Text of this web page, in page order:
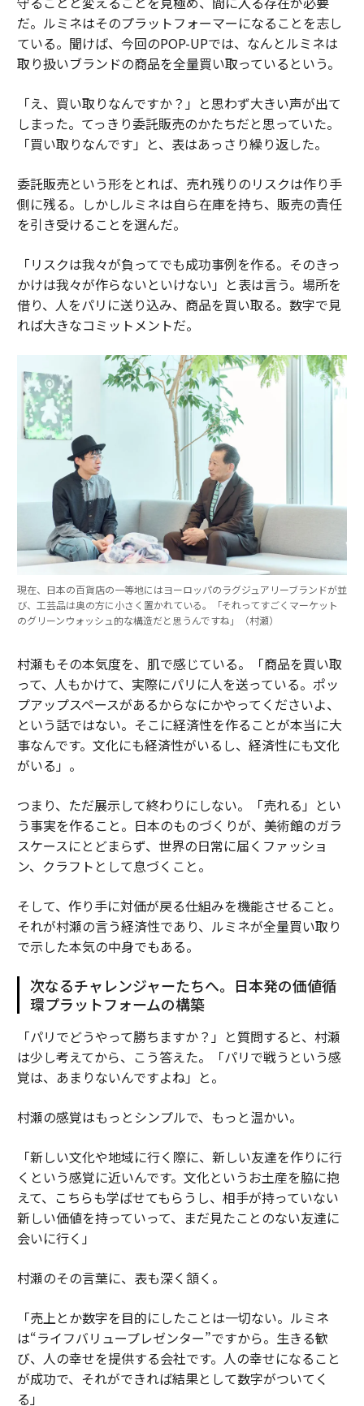
だ。ルミネはそのプラットフォーマーになることを志し
ている。聞けば、今回のPOP-UPでは、なんとルミネは
取り扱いブランドの商品を全量買い取っているという。
「え、買い取りなんですか？」と思わず大きい声が出て
しまった。てっきり委託販売のかたちだと思っていた。
「買い取りなんです」と、表はあっさり繰り返した。
委託販売という形をとれば、売れ残りのリスクは作り手
側に残る。しかしルミネは自ら在庫を持ち、販売の責任
を引き受けることを選んだ。
「リスクは我々が負ってでも成功事例を作る。そのきっ
かけは我々が作らないといけない」と表は言う。場所を
借り、人をパリに送り込み、商品を買い取る。数字で見
れば大きなコミットメントだ。
現在、日本の百貨店の一等地にはヨーロッパのラグジュアリーブランドが並
び、工芸品は奥の方に小さく置かれている。「それってすごくマーケット
のグリーンウォッシュ的な構造だと思うんですね」（村瀬）
村瀬もその本気度を、肌で感じている。「商品を買い取
って、人もかけて、実際にパリに人を送っている。ポッ
プアップスペースがあるからなにかやってくださいよ、
という話ではない。そこに経済性を作ることが本当に大
事なんです。文化にも経済性がいるし、経済性にも文化
がいる」。
つまり、ただ展示して終わりにしない。「売れる」とい
う事実を作ること。日本のものづくりが、美術館のガラ
スケースにとどまらず、世界の日常に届くファッショ
ン、クラフトとして息づくこと。
そして、作り手に対価が戻る仕組みを機能させること。
それが村瀬の言う経済性であり、ルミネが全量買い取り
で示した本気の中身でもある。
次なるチャレンジャーたちへ。日本発の価値循
環プラットフォームの構築
「パリでどうやって勝ちますか？」と質問すると、村瀬
は少し考えてから、こう答えた。「パリで戦うという感
覚は、あまりないんですよね」と。
村瀬の感覚はもっとシンプルで、もっと温かい。
「新しい文化や地域に行く際に、新しい友達を作りに行
くという感覚に近いんです。文化というお土産を脇に抱
えて、こちらも学ばせてもらうし、相手が持っていない
新しい価値を持っていって、まだ見たことのない友達に
会いに行く」
村瀬のその言葉に、表も深く頷く。
「売上とか数字を目的にしたことは一切ない。ルミネ
は“ライフバリュープレゼンター”ですから。生きる歓
び、人の幸せを提供する会社です。人の幸せになること
が成功で、それができれば結果として数字がついてく
る」